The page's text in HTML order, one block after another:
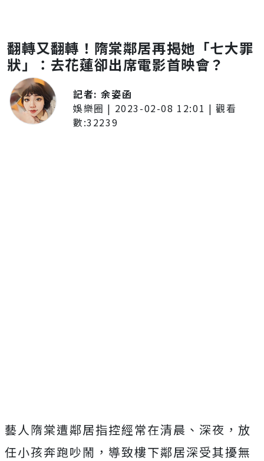
翻轉又翻轉！隋棠鄰居再揭她「七大罪
狀」：去花蓮卻出席電影首映會？
記者:余姿函
娛樂圈 | 2023-02-08 12:01 | 觀看
數:32239
藝人隋棠遭鄰居指控經常在清晨、深夜，放
任小孩奔跑吵鬧，導致樓下鄰居深受其擾無